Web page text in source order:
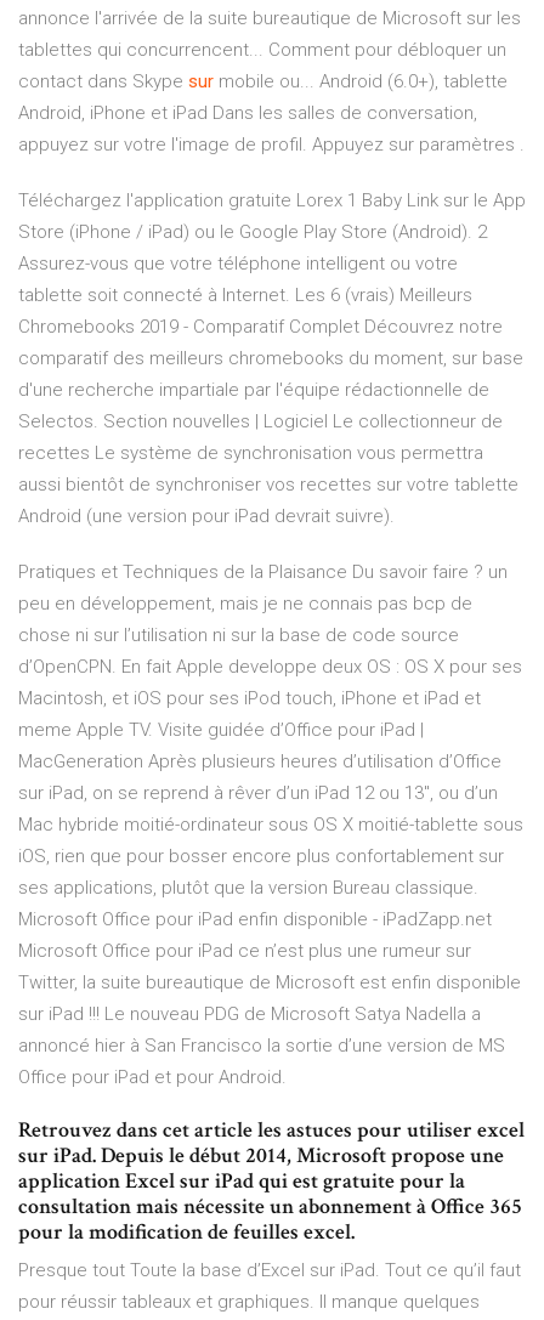
annonce l'arrivée de la suite bureautique de Microsoft sur les
tablettes qui concurrencent... Comment pour débloquer un
contact dans Skype sur mobile ou... Android (6.0+), tablette
Android, iPhone et iPad Dans les salles de conversation,
appuyez sur votre l'image de profil. Appuyez sur paramètres .
Téléchargez l'application gratuite Lorex 1 Baby Link sur le App
Store (iPhone / iPad) ou le Google Play Store (Android). 2
Assurez-vous que votre téléphone intelligent ou votre
tablette soit connecté à Internet. Les 6 (vrais) Meilleurs
Chromebooks 2019 - Comparatif Complet Découvrez notre
comparatif des meilleurs chromebooks du moment, sur base
d'une recherche impartiale par l'équipe rédactionnelle de
Selectos. Section nouvelles | Logiciel Le collectionneur de
recettes Le système de synchronisation vous permettra
aussi bientôt de synchroniser vos recettes sur votre tablette
Android (une version pour iPad devrait suivre).
Pratiques et Techniques de la Plaisance Du savoir faire ? un
peu en développement, mais je ne connais pas bcp de
chose ni sur l’utilisation ni sur la base de code source
d’OpenCPN. En fait Apple developpe deux OS : OS X pour ses
Macintosh, et iOS pour ses iPod touch, iPhone et iPad et
meme Apple TV. Visite guidée d’Office pour iPad |
MacGeneration Après plusieurs heures d’utilisation d’Office
sur iPad, on se reprend à rêver d’un iPad 12 ou 13", ou d’un
Mac hybride moitié-ordinateur sous OS X moitié-tablette sous
iOS, rien que pour bosser encore plus confortablement sur
ses applications, plutôt que la version Bureau classique.
Microsoft Office pour iPad enfin disponible - iPadZapp.net
Microsoft Office pour iPad ce n’est plus une rumeur sur
Twitter, la suite bureautique de Microsoft est enfin disponible
sur iPad !!! Le nouveau PDG de Microsoft Satya Nadella a
annoncé hier à San Francisco la sortie d’une version de MS
Office pour iPad et pour Android.
Retrouvez dans cet article les astuces pour utiliser excel
sur iPad. Depuis le début 2014, Microsoft propose une
application Excel sur iPad qui est gratuite pour la
consultation mais nécessite un abonnement à Office 365
pour la modification de feuilles excel.
Presque tout Toute la base d’Excel sur iPad. Tout ce qu’il faut
pour réussir tableaux et graphiques. Il manque quelques